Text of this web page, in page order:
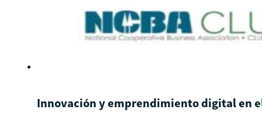
Innovación y emprendimiento digital en